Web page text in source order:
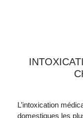
L’intoxication
domestiques les